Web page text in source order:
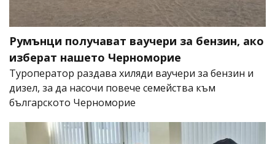
Румънци получават ваучери за бензин, ако
изберат нашето Черноморие
Туроператор раздава хиляди ваучери за бензин и
дизел, за да насочи повече семейства към
българското Черноморие